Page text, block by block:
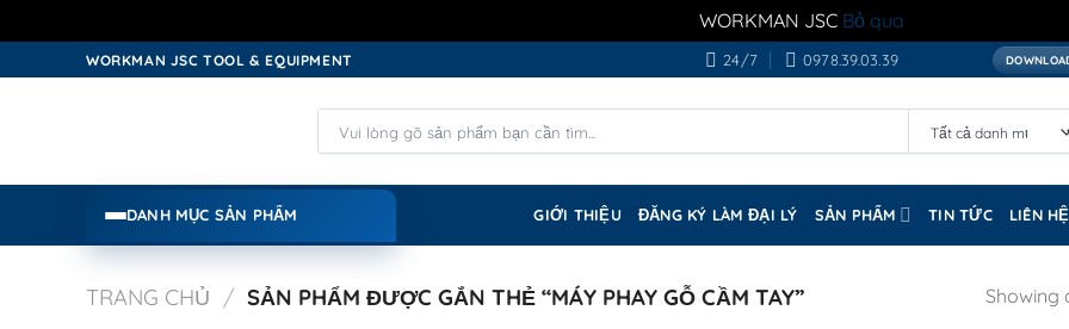
WORKMAN JSC Bỏ qua
to
WORKMAN JSC TOOL & EQUIPMENT 24/7 0978.39.03.39
kiếm:
DANH MỤC SẢN PHẨM GIỚI THIỆU ĐĂNG KÝ LÀM ĐẠI LÝ SẢN PHẨM TIN TỨC LIÊN HỆ
TRANG CHỦ / SẢN PHẨM ĐƯỢC GẮN THẺ “MÁY PHAY GỖ CẦM TAY” Showing